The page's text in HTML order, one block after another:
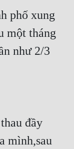
phố xung
một tháng
như 2/3
đầy
mình,sau